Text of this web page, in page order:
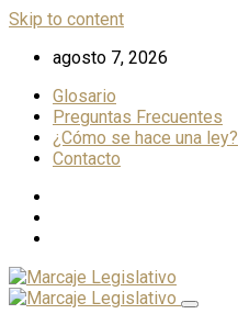
Skip to content
agosto 7, 2026
Glosario
Preguntas Frecuentes
¿Cómo se hace una ley?
Contacto